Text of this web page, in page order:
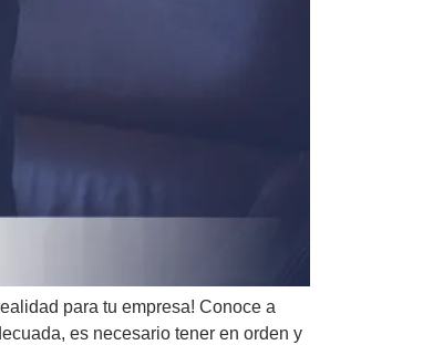
para tu empresa! Conoce a
es necesario tener en orden y